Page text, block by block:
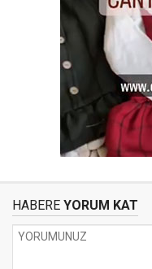
HABERE YORUM KAT